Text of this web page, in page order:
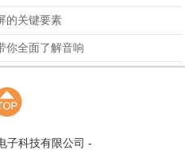
的关键要素
你全面了解音响
子科技有限公司 -